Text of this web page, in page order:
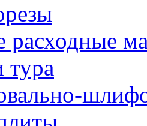
расходные